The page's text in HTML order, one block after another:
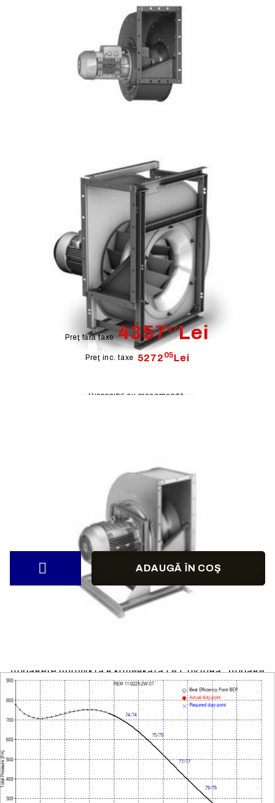
Ventilator centrifugal REM 11-
0225-2W-07
Preţ fără taxe 435707Lei
Preţ inc. taxe 5272 05Lei
Disponibil cu precomandă.
1833
AC
0.37
kW
230/400V- 50 Hz
2 POLI
Credit Calculator
Ventilator centrifugal REM 11-0225-2W-07
Добавете продукта в количката си с бутона "Добави
в количката" и при поръчка ще можете да изберете
броя вноски на кредита.
Acest tabel are caracter informativ. Adăugați produsul
în coșul de cumpărături unde veți putea selecta
detaliile cererii de creditare.
Предоставената таблица е с информационна цел.
Добавете продукта в количката си с бутона "Добави
в количката" и при поръчка ще можете да изберете
броя вноски на кредита.